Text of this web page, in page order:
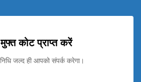
कोट प्राप्त करें
जल्द ही आपको संपर्क करेगा।